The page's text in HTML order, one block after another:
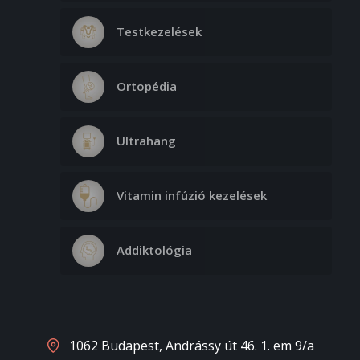
50. 000 Ft
Közepes terület
Nagy terület
Értágulat, rosacea, pók angioma
50. 000 Ft
- Orcák
Testkezelések
Ortopédia
Ultrahang
Vitamin infúzió kezelések
Addiktológia
1062 Budapest, Andrássy út 46. 1. em 9/a